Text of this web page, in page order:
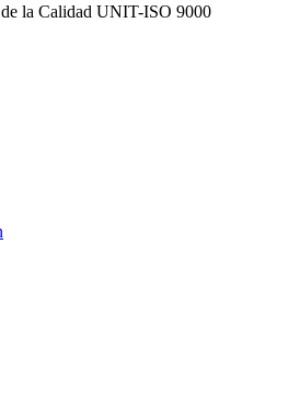
la Calidad UNIT-ISO 9000